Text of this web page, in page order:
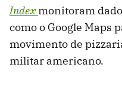
Indexmonitoram
como o Google Maps
movimento de
militar americano.